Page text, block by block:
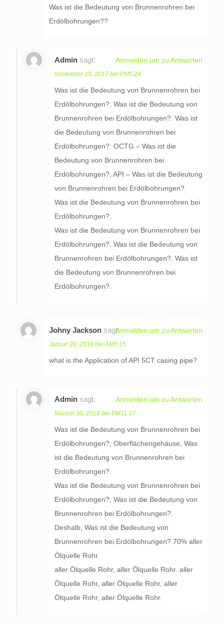
Was ist die Bedeutung von Brunnenrohren bei
Erdölbohrungen??
Admin sagt:
November 19, 2017 bei PM5:24
Was ist die Bedeutung von Brunnenrohren bei
Erdölbohrungen?. Was ist die Bedeutung von
Brunnenrohren bei Erdölbohrungen?. Was ist
die Bedeutung von Brunnenrohren bei
Erdölbohrungen?: OCTG – Was ist die
Bedeutung von Brunnenrohren bei
Erdölbohrungen?, API – Was ist die Bedeutung
von Brunnenrohren bei Erdölbohrungen?
Was ist die Bedeutung von Brunnenrohren bei
Erdölbohrungen?.
Was ist die Bedeutung von Brunnenrohren bei
Erdölbohrungen?. Was ist die Bedeutung von
Brunnenrohren bei Erdölbohrungen?. Was ist
die Bedeutung von Brunnenrohren bei
Erdölbohrungen?.
Anmelden um zu Antworten
Johny Jackson sagt:
Januar 20, 2018 bei AM5:15
what is the Application of API 5CT casing pipe?
Anmelden um zu Antworten
Admin sagt:
Marsch 30, 2018 bei PM11:17
Was ist die Bedeutung von Brunnenrohren bei
Erdölbohrungen?, Oberflächengehäuse, Was
ist die Bedeutung von Brunnenrohren bei
Erdölbohrungen?.
Was ist die Bedeutung von Brunnenrohren bei
Erdölbohrungen?, Was ist die Bedeutung von
Brunnenrohren bei Erdölbohrungen?.
Deshalb, Was ist die Bedeutung von
Brunnenrohren bei Erdölbohrungen? 70% aller
Ölquelle Rohr.
aller Ölquelle Rohr, aller Ölquelle Rohr. aller
Ölquelle Rohr, aller Ölquelle Rohr, aller
Ölquelle Rohr, aller Ölquelle Rohr.
Anmelden um zu Antworten